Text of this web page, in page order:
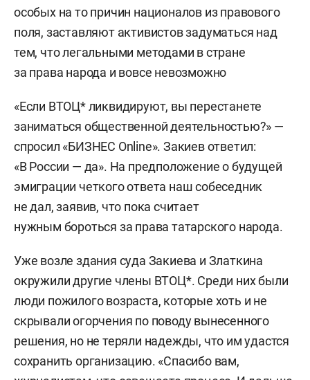
особых на то причин националов из правового
поля, заставляют активистов задуматься над
тем, что легальными методами в стране
за права народа и вовсе невозможно
«Если ВТОЦ* ликвидируют, вы перестанете
заниматься общественной деятельностью?» —
спросил «БИЗНЕС Online». Закиев ответил:
«В России — да». На предположение о будущей
эмиграции четкого ответа наш собеседник
не дал, заявив, что пока считает
нужным бороться за права татарского народа.
Уже возле здания суда Закиева и Златкина
окружили другие члены ВТОЦ*. Среди них были
люди пожилого возраста, которые хоть и не
скрывали огорчения по поводу вынесенного
решения, но не теряли надежды, что им удастся
сохранить организацию. «Спасибо вам,